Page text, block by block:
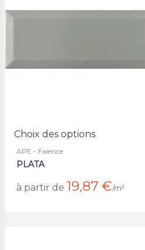
Choix des options
APE - Faience
PLATA
à partir de 19,87 €/m²